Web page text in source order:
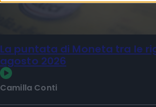
La puntata di Moneta tra le
agosto 2026